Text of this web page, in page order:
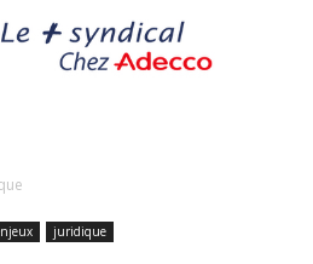
juridique